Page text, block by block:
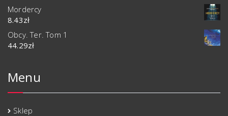
Mordercy
8.43zł
Obcy. Ter. Tom 1
44.29zł
Menu
Sklep